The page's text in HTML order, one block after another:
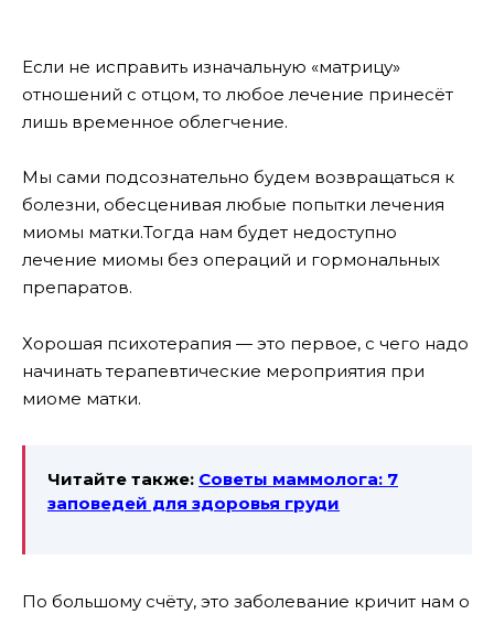
Если не исправить изначальную «матрицу»
отношений с отцом, то любое лечение принесёт
лишь временное облегчение.
Мы сами подсознательно будем возвращаться к
болезни, обесценивая любые попытки лечения
миомы матки.Тогда нам будет недоступно
лечение миомы без операций и гормональных
препаратов.
Хорошая психотерапия — это первое, с чего надо
начинать терапевтические мероприятия при
миоме матки.
Читайте также: Советы маммолога: 7
заповедей для здоровья груди
По большому счёту, это заболевание кричит нам о